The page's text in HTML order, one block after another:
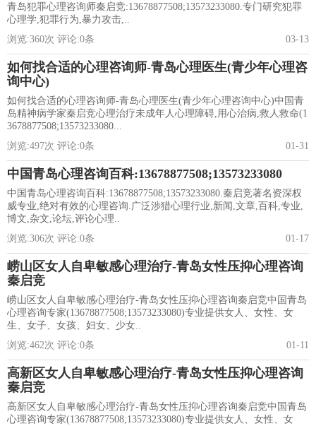
青岛犯罪心理咨询师秦启竞:13678877508;13573233080.专门研究犯罪
心理学,犯罪行为,暴力攻击,..
浏览:360次 评论:0条 03-13
如何找合适的心理咨询师-青岛心理医生(青少年心理咨
询中心)
如何找合适的心理咨询师-青岛心理医生(青少年心理咨询中心)中国青
岛精神病学家秦启竞心理治疗未成年人心理障碍,用心治病,救人救命(1
3678877508;13573233080...
浏览:497次 评论:0条 01-31
中国青岛心理咨询百科:13678877508;13573233080
中国青岛心理咨询百科:13678877508;13573233080.秦启竞著名资深权
威专业,绝对有效的心理咨询.广泛涉猎心理行业,新闻,文章,百科,专业,
博文,杂文,论坛,评论心理..
浏览:306次 评论:0条 01-17
崂山区女人自卑敏感心理治疗-青岛女性压抑心理咨询
秦启竞
崂山区女人自卑敏感心理治疗-青岛女性压抑心理咨询秦启竞中国青岛
心理咨询专家(13678877508;13573233080)专业提供女人、女性、女
生、女子、女孩、妇女、少女..
浏览:462次 评论:0条 01-11
高新区女人自卑敏感心理治疗-青岛女性压抑心理咨询
秦启竞
高新区女人自卑敏感心理治疗-青岛女性压抑心理咨询秦启竞中国青岛
心理咨询专家(13678877508;13573233080)专业提供女人、女性、女